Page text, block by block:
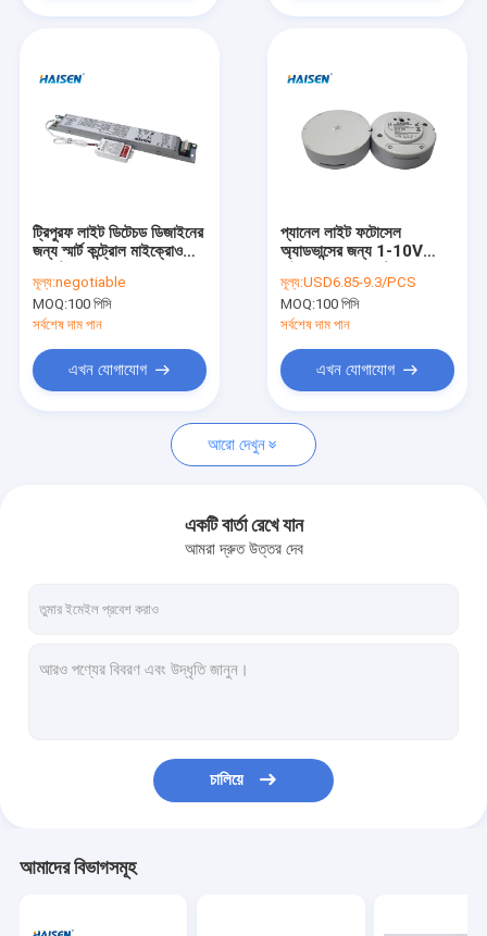
ট্রিপুরফ লাইট ডিটেচড ডিজাইনের
জন্য স্মার্ট কন্ট্রোল মাইক্রোওয়েভ
মূল্য:negotiable
MOQ:100 পিসি
সর্বশেষ দাম পান
এখন যোগাযোগ
প্যানেল লাইট ফটোসেল
অ্যাডভান্সের জন্য 1-10V
ডুয়াল পিডি দ্বারা ডিমেবল
মূল্য:USD6.85-9.3/PCS
MOQ:100 পিসি
সর্বশেষ দাম পান
এখন যোগাযোগ
আরো দেখুন
একটি বার্তা রেখে যান
আমরা দ্রুত উত্তর দেব
চালিয়ে
আমাদের বিভাগসমূহ